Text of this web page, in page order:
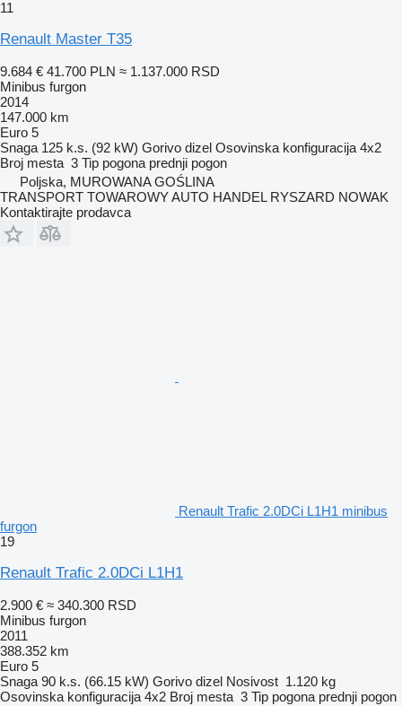
11
Renault Master T35
9.684 € 41.700 PLN ≈ 1.137.000 RSD
Minibus furgon
2014
147.000 km
Euro 5
Snaga 125 k.s. (92 kW) Gorivo dizel Osovinska konfiguracija 4x2
Broj mesta 3 Tip pogona prednji pogon
Poljska, MUROWANA GOŚLINA
TRANSPORT TOWAROWY AUTO HANDEL RYSZARD NOWAK
Kontaktirajte prodavca
Renault Trafic 2.0DCi L1H1 minibus
furgon
19
Renault Trafic 2.0DCi L1H1
2.900 € ≈ 340.300 RSD
Minibus furgon
2011
388.352 km
Euro 5
Snaga 90 k.s. (66.15 kW) Gorivo dizel Nosivost 1.120 kg
Osovinska konfiguracija 4x2 Broj mesta 3 Tip pogona prednji pogon